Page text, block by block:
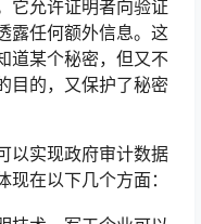
它允许证明者向验证
露任何额外信息。这
道某个秘密，但又不
目的，又保护了秘密
以实现政府审计数据
在以下几个方面：